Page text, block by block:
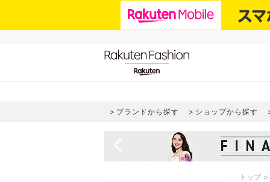
ブランドから探す ショップから探す
トップ